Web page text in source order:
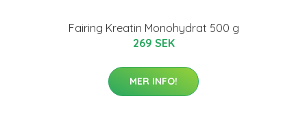
Fairing Kreatin Monohydrat 500 g
269 SEK
MER INFO!